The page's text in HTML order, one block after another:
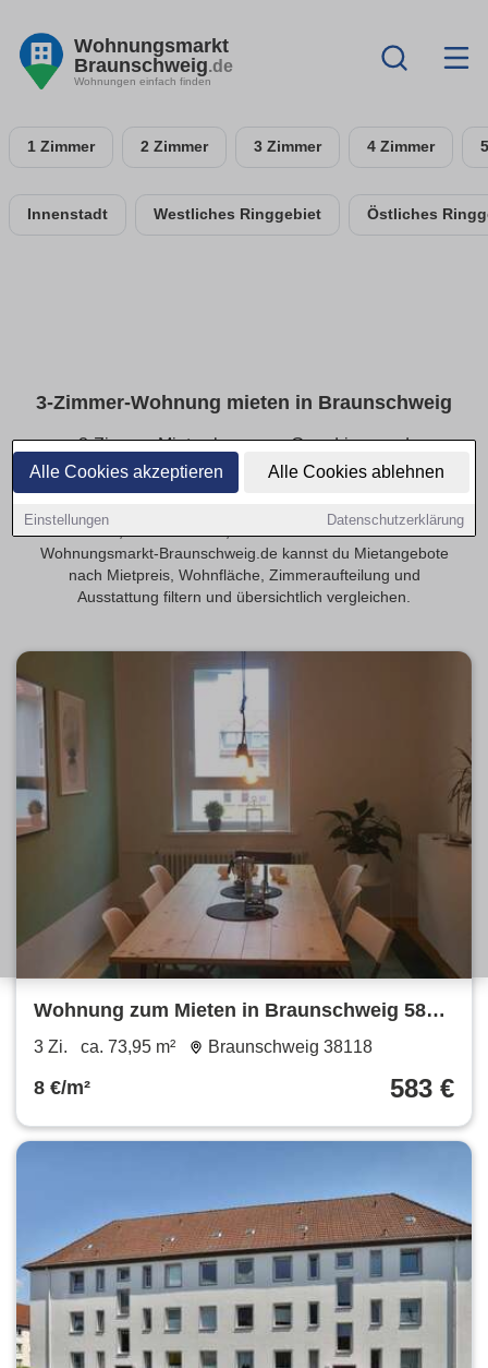
Alle Cookies akzeptieren Alle Cookies ablehnen
Einstellungen Datenschutzerklärung
Wohnungsmarkt
Braunschweig.de
Wohnungen einfach finden
1 Zimmer 2 Zimmer 3 Zimmer 4 Zimmer
Innenstadt Westliches Ringgebiet Östliches
3-Zimmer-Wohnung mieten in Braunschweig
3-Zimmer-Mietwohnungen: Grundrisse und
Ausstattung im Überblick
Familien, WGs oder alle, die mehr Platz möchten. Auf
Wohnungsmarkt-Braunschweig.de kannst du Mietangebote
nach Mietpreis, Wohnfläche, Zimmeraufteilung und
Ausstattung filtern und übersichtlich vergleichen.
Wohnung zum Mieten in Braunschweig 583 €
73.95 m²
3 Zi. ca. 73,95 m² Braunschweig 38118
8 €/m² 583 €